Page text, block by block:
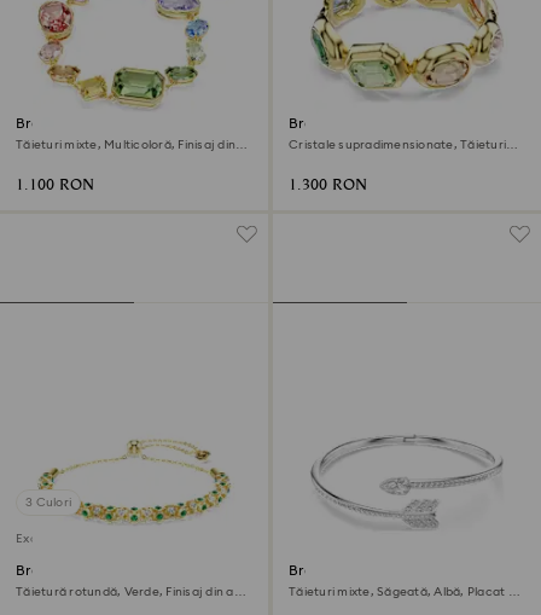
Brățară Gema
Tăieturi mixte, Multicoloră, Finisaj din
1.100 RON
Brățară Gema
Cristale supradimensionate, Tăieturi
1.300 RON
3 Culori
Exclusiv online
Brățară Dextera
Tăietură rotundă, Verde, Finisaj din aur
Brățară fixă Idyllia
Tăieturi mixte, Săgeată, Albă, Placat cu